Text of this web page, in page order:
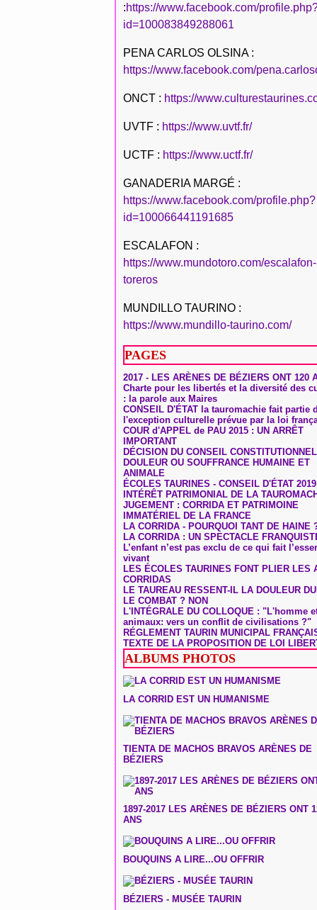
:https://www.facebook.com/
id=100083849288061
PENA CARLOS OLSINA :
https://www.facebook.com/
ONCT : https://
UVTF : https://www.uvtf.fr/
UCTF : https://www.uctf.fr/
GANADERIA MARGÉ :
https://www.facebook.com/profile.php?
id=100066441191685
ESCALAFON :
https://www.mundotoro.com/escalafon-
toreros
MUNDILLO TAURINO :
https://www.mundillo-taurino.com/
PAGES
2017 - LES ARÈNES DE BÉZIERS ONT 120
Charte pour les libertés et la diversité des
: la parole aux Maires
CONSEIL D'ÉTAT la tauromachie fait partie
l'exception culturelle prévue par la loi
COUR d'APPEL de PAU 2015 : UN ARRÊT
IMPORTANT
DÉCISION DU CONSEIL CONSTITUTIONNEL
DOULEUR OU SOUFFRANCE HUMAINE ET
ANIMALE
ÉCOLES TAURINES - CONSEIL D'ÉTAT 2019
INTÉRÊT PATRIMONIAL DE LA
JUGEMENT : CORRIDA ET PATRIMOINE
IMMATÉRIEL DE LA FRANCE
LA CORRIDA - POURQUOI TANT DE HAINE
LA CORRIDA : UN SPECTACLE
L’enfant n’est pas exclu de ce qui fait
vivant
LES ÉCOLES TAURINES FONT PLIER LES
CORRIDAS
LE TAUREAU RESSENT-IL LA DOULEUR
LE COMBAT ? NON
L'INTÉGRALE DU COLLOQUE : "L'homme
animaux: vers un conflit de civilisations ?"
RÉGLEMENT TAURIN MUNICIPAL
TEXTE DE LA PROPOSITION DE LOI
ALBUMS PHOTOS
LA CORRID EST UN HUMANISME
TIENTA DE MACHOS BRAVOS ARÈNES DE
BÉZIERS
1897-2017 LES ARÈNES DE BÉZIERS ONT
ANS
BOUQUINS A LIRE...OU OFFRIR
BÉZIERS - MUSÉE TAURIN